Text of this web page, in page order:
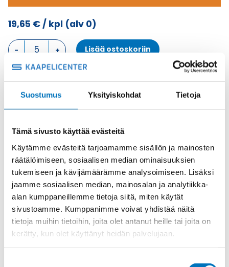
Suostumus Yksityiskohdat Tietoja
Tämä sivusto käyttää evästeitä
Käytämme evästeitä tarjoamamme sisällön ja mainosten
räätälöimiseen, sosiaalisen median ominaisuuksien
tukemiseen ja kävijämäärämme analysoimiseen. Lisäksi
jaamme sosiaalisen median, mainosalan ja analytiikka-
alan kumppaneillemme tietoja siitä, miten käytät
sivustoamme. Kumppanimme voivat yhdistää näitä
tietoja muihin tietoihin, joita olet antanut heille tai joita on
kerätty, kun olet käyttänyt heidän palvelujaan.
19,65 €/ kpl (alv 0)
KOTELON
YLÄOSA,
4
YLÄOSA
määrä
Lisää ostoskoriin
Metalli
Osasto ILME -moninapaliittimet,Kotelon yläosa,Kotelot
Toimitusaika: 1-7 päivää
Toimituskulut 35kg:n asti 25€.
Yli 35kg:n toimituskulut toteutuneiden kulujen mukaan.
Valmistaja
ILME S.p.A
Koko
size "77.27"
Materiaali
Metalli
Käyttölämpötila
'-40 °C...+125 °C